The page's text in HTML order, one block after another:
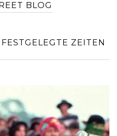
BLOG
ZEITEN